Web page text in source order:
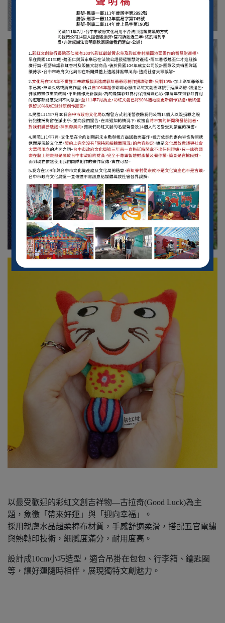
以最受歡迎的彩虹文創吉祥物—古拉奇(Good Luck)為主
題，象徵「帶來好運」與「迎向幸福」。
採用親膚水晶超柔棉布材質，手感舒適柔滑，搭配五官電繡
與熱轉印技術，細膩度滿分，耐用度高。
設計成10cm小巧造型，適合吊掛在包包、行李箱、鑰匙圈
等，讓好運隨時相伴，展現獨特文創魅力。